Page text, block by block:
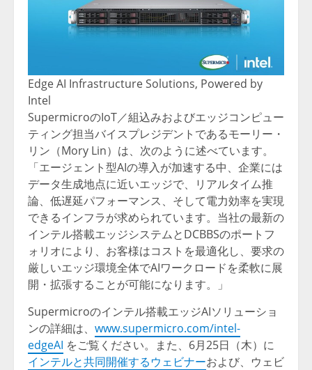
Edge AI Infrastructure Solutions, Powered by
Intel
SupermicroのIoT／組込みおよびエッジコンピュー
ティング担当バイスプレジデントであるモーリー・
リン（Mory Lin）は、次のように述べています。
「エージェント型AIの導入が加速する中、企業には
データ生成地点に近いエッジで、リアルタイム推
論、低遅延パフォーマンス、そして電力効率を実現
できるインフラが求められています。当社の最新の
インテル搭載エッジシステムとDCBBSのポートフ
ォリオにより、お客様はコストを最適化し、要求の
厳しいエッジ環境全体でAIワークロードを柔軟に展
開・拡張することが可能になります。」
Supermicroのインテル搭載エッジAIソリューショ
ンの詳細は、 www.supermicro.com/intel-
edgeAI をご覧ください。また、6月25日（木）に
インテルと共同開催するウェビナーおよび、ウェビ